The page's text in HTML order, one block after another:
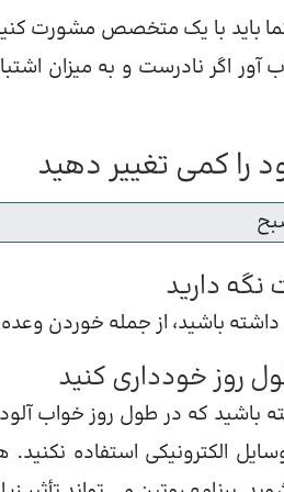
باید با یک متخصص مشورت
اگر نادرست و به میزان
باشید، از جمله خوردن
که در طول روز خواب
الکترونیکی استفاده